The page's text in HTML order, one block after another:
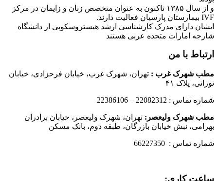
و از سال ۱۳۸۵ تاکنون به عنوان متخصص زنان و زایمان در مرکز
IVF بیمارستان پارسیان فعالیت دارند.
ایشان دارای مدرک کارشناسی ارشد هیستروسکوپی از دانشگاه
شارجه امارات متحده عربی هستند
ارتباط با من
مطب شهرک غرب : تهران، شهرک غرب، خیابان فرحزادی، خیابان
نورانی، پلاک ۴۱
شماره تماس : 22082312 – 22386106
مطب شهرک ولیعصر: تهران، شهرک ولیعصر، خیابان برادران
بهرامی، نبش خیابان بازرگان، طبقه دوم، بانک مسکن
شماره تماس : 66227350
ساعت کاری: